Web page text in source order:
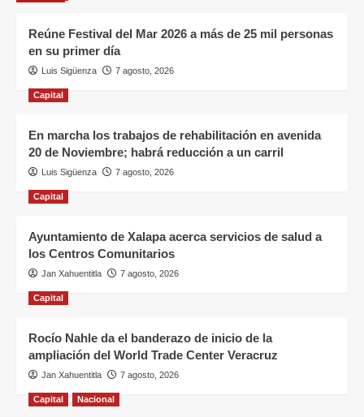
Reúne Festival del Mar 2026 a más de 25 mil personas
en su primer día
Luis Sigüenza 7 agosto, 2026
Capital
En marcha los trabajos de rehabilitación en avenida
20 de Noviembre; habrá reducción a un carril
Luis Sigüenza 7 agosto, 2026
Capital
Ayuntamiento de Xalapa acerca servicios de salud a
los Centros Comunitarios
Jan Xahuentitla 7 agosto, 2026
Capital
Rocío Nahle da el banderazo de inicio de la
ampliación del World Trade Center Veracruz
Jan Xahuentitla 7 agosto, 2026
Capital Nacional